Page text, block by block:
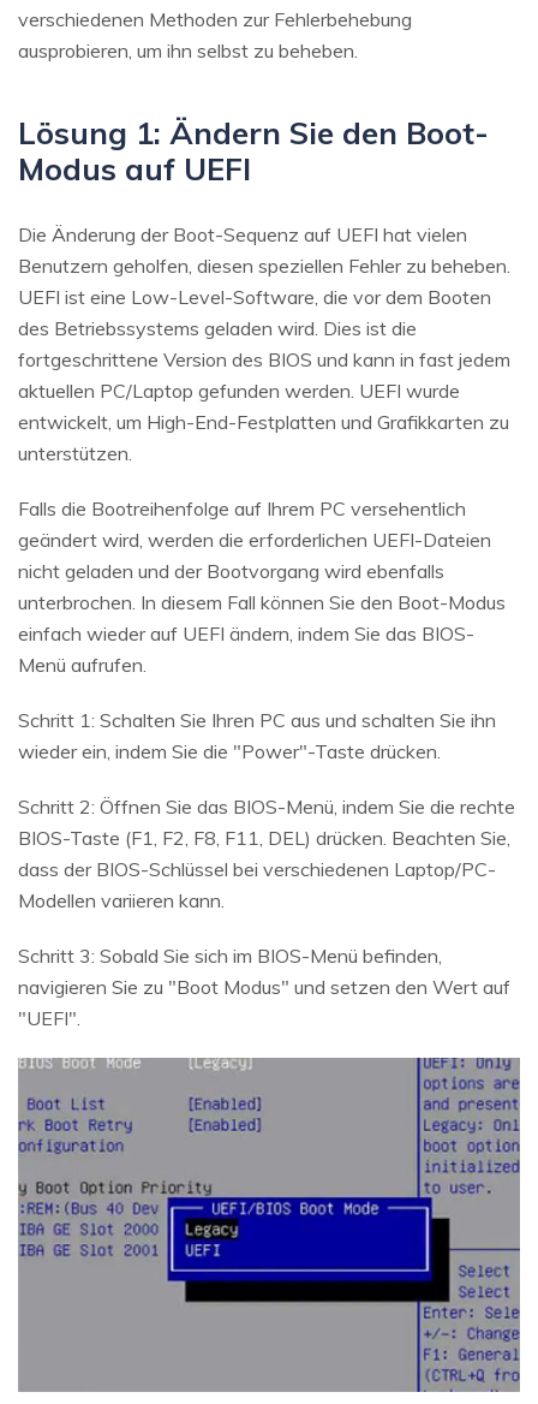
verschiedenen Methoden zur Fehlerbehebung
ausprobieren, um ihn selbst zu beheben.
Lösung 1: Ändern Sie den Boot-
Modus auf UEFI
Die Änderung der Boot-Sequenz auf UEFI hat vielen
Benutzern geholfen, diesen speziellen Fehler zu beheben.
UEFI ist eine Low-Level-Software, die vor dem Booten
des Betriebssystems geladen wird. Dies ist die
fortgeschrittene Version des BIOS und kann in fast jedem
aktuellen PC/Laptop gefunden werden. UEFI wurde
entwickelt, um High-End-Festplatten und Grafikkarten zu
unterstützen.
Falls die Bootreihenfolge auf Ihrem PC versehentlich
geändert wird, werden die erforderlichen UEFI-Dateien
nicht geladen und der Bootvorgang wird ebenfalls
unterbrochen. In diesem Fall können Sie den Boot-Modus
einfach wieder auf UEFI ändern, indem Sie das BIOS-
Menü aufrufen.
Schritt 1: Schalten Sie Ihren PC aus und schalten Sie ihn
wieder ein, indem Sie die "Power"-Taste drücken.
Schritt 2: Öffnen Sie das BIOS-Menü, indem Sie die rechte
BIOS-Taste (F1, F2, F8, F11, DEL) drücken. Beachten Sie,
dass der BIOS-Schlüssel bei verschiedenen Laptop/PC-
Modellen variieren kann.
Schritt 3: Sobald Sie sich im BIOS-Menü befinden,
navigieren Sie zu "Boot Modus" und setzen den Wert auf
"UEFI".